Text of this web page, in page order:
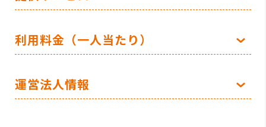
利用料金（一人当たり）
運営法人情報